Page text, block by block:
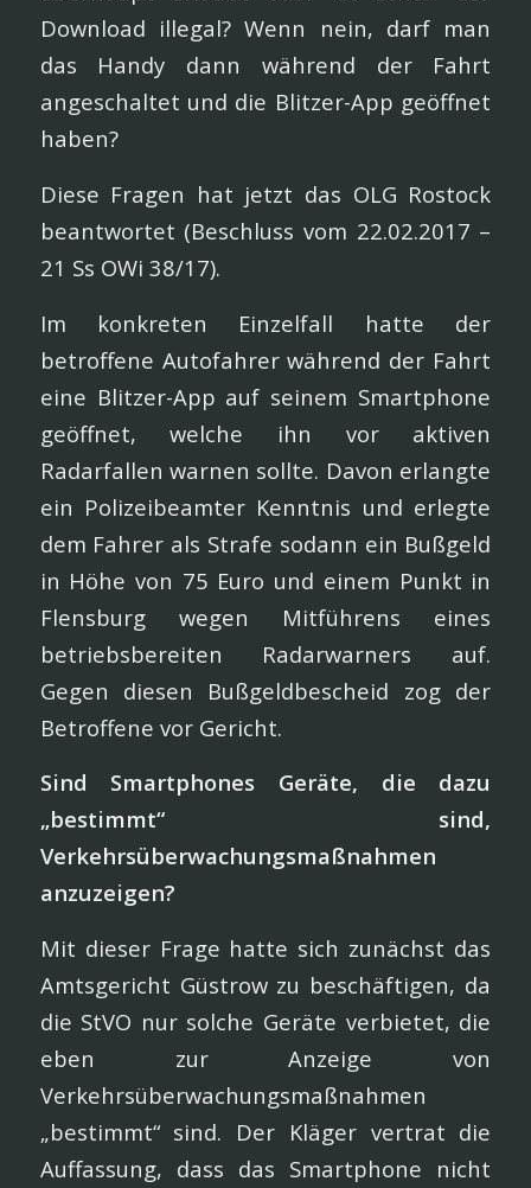
Download illegal? Wenn nein, darf man
das Handy dann während der Fahrt
angeschaltet und die Blitzer-App geöffnet
haben?
Diese Fragen hat jetzt das OLG Rostock
beantwortet (Beschluss vom 22.02.2017 –
21 Ss OWi 38/17).
Im konkreten Einzelfall hatte der
betroffene Autofahrer während der Fahrt
eine Blitzer-App auf seinem Smartphone
geöffnet, welche ihn vor aktiven
Radarfallen warnen sollte. Davon erlangte
ein Polizeibeamter Kenntnis und erlegte
dem Fahrer als Strafe sodann ein Bußgeld
in Höhe von 75 Euro und einem Punkt in
Flensburg wegen Mitführens eines
betriebsbereiten Radarwarners auf.
Gegen diesen Bußgeldbescheid zog der
Betroffene vor Gericht.
Sind Smartphones Geräte, die dazu
„bestimmt“ sind,
Verkehrsüberwachungsmaßnahmen
anzuzeigen?
Mit dieser Frage hatte sich zunächst das
Amtsgericht Güstrow zu beschäftigen, da
die StVO nur solche Geräte verbietet, die
eben zur Anzeige von
Verkehrsüberwachungsmaßnahmen
„bestimmt“ sind. Der Kläger vertrat die
Auffassung, dass das Smartphone nicht